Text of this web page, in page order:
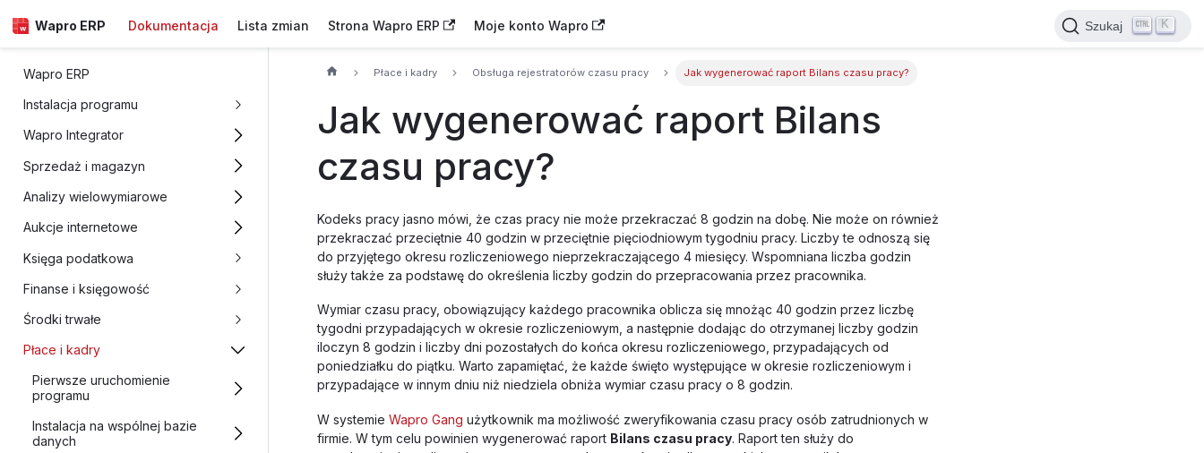
Wapro ERP Dokumentacja Lista zmian Strona Wapro ERP Moje konto Wapro Szukaj K
Wapro ERP
Instalacja programu
Wapro Integrator
Sprzedaż i magazyn
Analizy wielowymiarowe
Aukcje internetowe
Księga podatkowa
Finanse i księgowość
Środki trwałe
Płace i kadry
Pierwsze uruchomienie
programu
Instalacja na wspólnej bazie
danych
Płace i kadry Obsługa rejestratorów czasu pracy Jak wygenerować raport Bilans czasu pracy?
Jak wygenerować raport Bilans
czasu pracy?
Kodeks pracy jasno mówi, że czas pracy nie może przekraczać 8 godzin na dobę. Nie może on również
przekraczać przeciętnie 40 godzin w przeciętnie pięciodniowym tygodniu pracy. Liczby te odnoszą się
do przyjętego okresu rozliczeniowego nieprzekraczającego 4 miesięcy. Wspomniana liczba godzin
służy także za podstawę do określenia liczby godzin do przepracowania przez pracownika.
Wymiar czasu pracy, obowiązujący każdego pracownika oblicza się mnożąc 40 godzin przez liczbę
tygodni przypadających w okresie rozliczeniowym, a następnie dodając do otrzymanej liczby godzin
iloczyn 8 godzin i liczby dni pozostałych do końca okresu rozliczeniowego, przypadających od
poniedziałku do piątku. Warto zapamiętać, że każde święto występujące w okresie rozliczeniowym i
przypadające w innym dniu niż niedziela obniża wymiar czasu pracy o 8 godzin.
W systemie Wapro Gang użytkownik ma możliwość zweryfikowania czasu pracy osób zatrudnionych w
firmie. W tym celu powinien wygenerować raport Bilans czasu pracy. Raport ten służy do